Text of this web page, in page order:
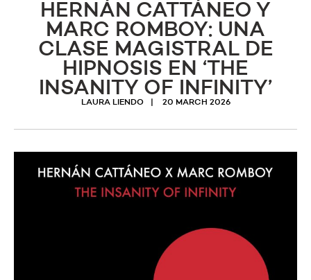
HERNÁN CATTÁNEO Y
MARC ROMBOY: UNA
CLASE MAGISTRAL DE
HIPNOSIS EN ‘THE
INSANITY OF INFINITY’
LAURA LIENDO 20 MARCH 2026